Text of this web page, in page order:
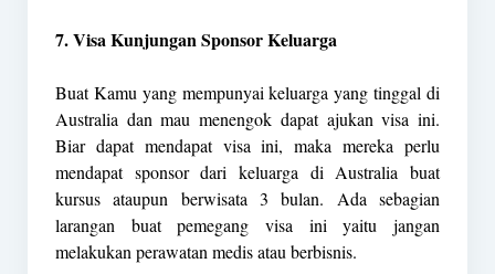
7. Visa Kunjungan Sponsor Keluarga
Buat Kamu yang mempunyai keluarga yang tinggal di
Australia dan mau menengok dapat ajukan visa ini.
Biar dapat mendapat visa ini, maka mereka perlu
mendapat sponsor dari keluarga di Australia buat
kursus ataupun berwisata 3 bulan. Ada sebagian
larangan buat pemegang visa ini yaitu jangan
melakukan perawatan medis atau berbisnis.